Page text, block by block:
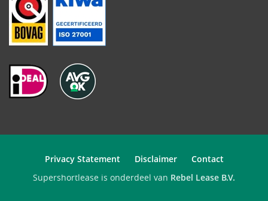
Privacy Statement Disclaimer
Contact
Supershortlease is onderdeel van Rebel Lease B.V.